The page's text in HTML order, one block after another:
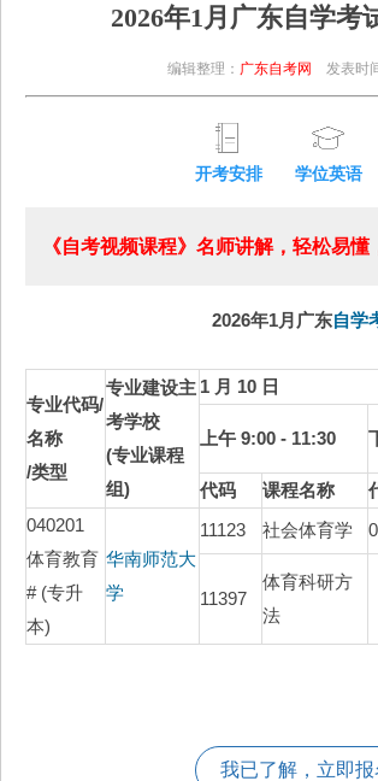
2026年1月广东自学考
编辑整理： 广东自考网 发表时
开考安排 学位英语
《自考视频课程》名师讲解，轻松易
2026年1月广东自学
专业代码/
名称
/类型
专业建设主
考学校
(专业课程
组)
1 月 10 日
上午 9:00 - 11:30
代码 课程名称
040201
体育教育
# (专升
本)
华南师范大
学
11123 社会体育学
11397
体育科研方
法
我已了解，立即报